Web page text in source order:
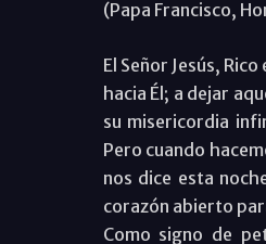
(Papa Francisco,
El Señor Jesús,
hacia Él; a dejar
su misericordia
Pero cuando
nos dice esta
corazón abierto
Como signo de